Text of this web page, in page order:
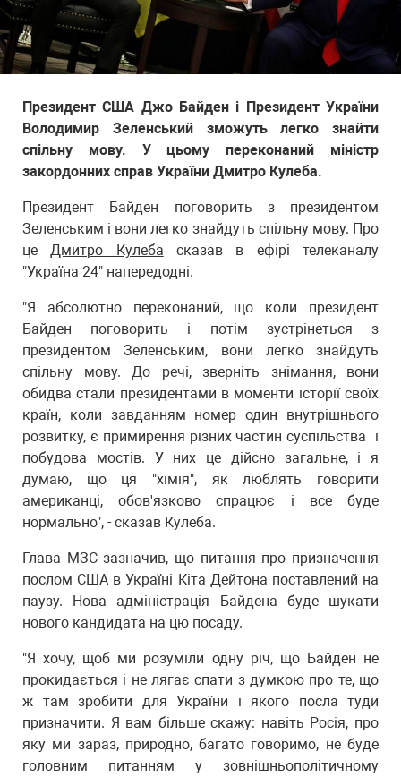
Президент США Джо Байден і Президент України
Володимир Зеленський зможуть легко знайти
спільну мову. У цьому переконаний міністр
закордонних справ України Дмитро Кулеба.
Президент Байден поговорить з президентом
Зеленським і вони легко знайдуть спільну мову. Про
цеДмитро Кулеба сказав в ефірі телеканалу
"Україна 24" напередодні.
"Я абсолютно переконаний, що коли президент
Байден поговорить і потім зустрінеться з
президентом Зеленським, вони легко знайдуть
спільну мову. До речі, зверніть знімання, вони
обидва стали президентами в моменти історії своїх
країн, коли завданням номер один внутрішнього
розвитку, є примирення різних частин суспільства і
побудова мостів. У них це дійсно загальне, і я
думаю, що ця "хімія", як люблять говорити
американці, обов'язково спрацює і все буде
нормально", - сказав Кулеба.
Глава МЗС зазначив, що питання про призначення
послом США в Україні Кіта Дейтона поставлений на
паузу. Нова адміністрація Байдена буде шукати
нового кандидата на цю посаду.
"Я хочу, щоб ми розуміли одну річ, що Байден не
прокидається і не лягає спати з думкою про те, що
ж там зробити для України і якого посла туди
призначити. Я вам більше скажу: навіть Росія, про
яку ми зараз, природно, багато говоримо, не буде
головним питанням у зовнішньополітичному